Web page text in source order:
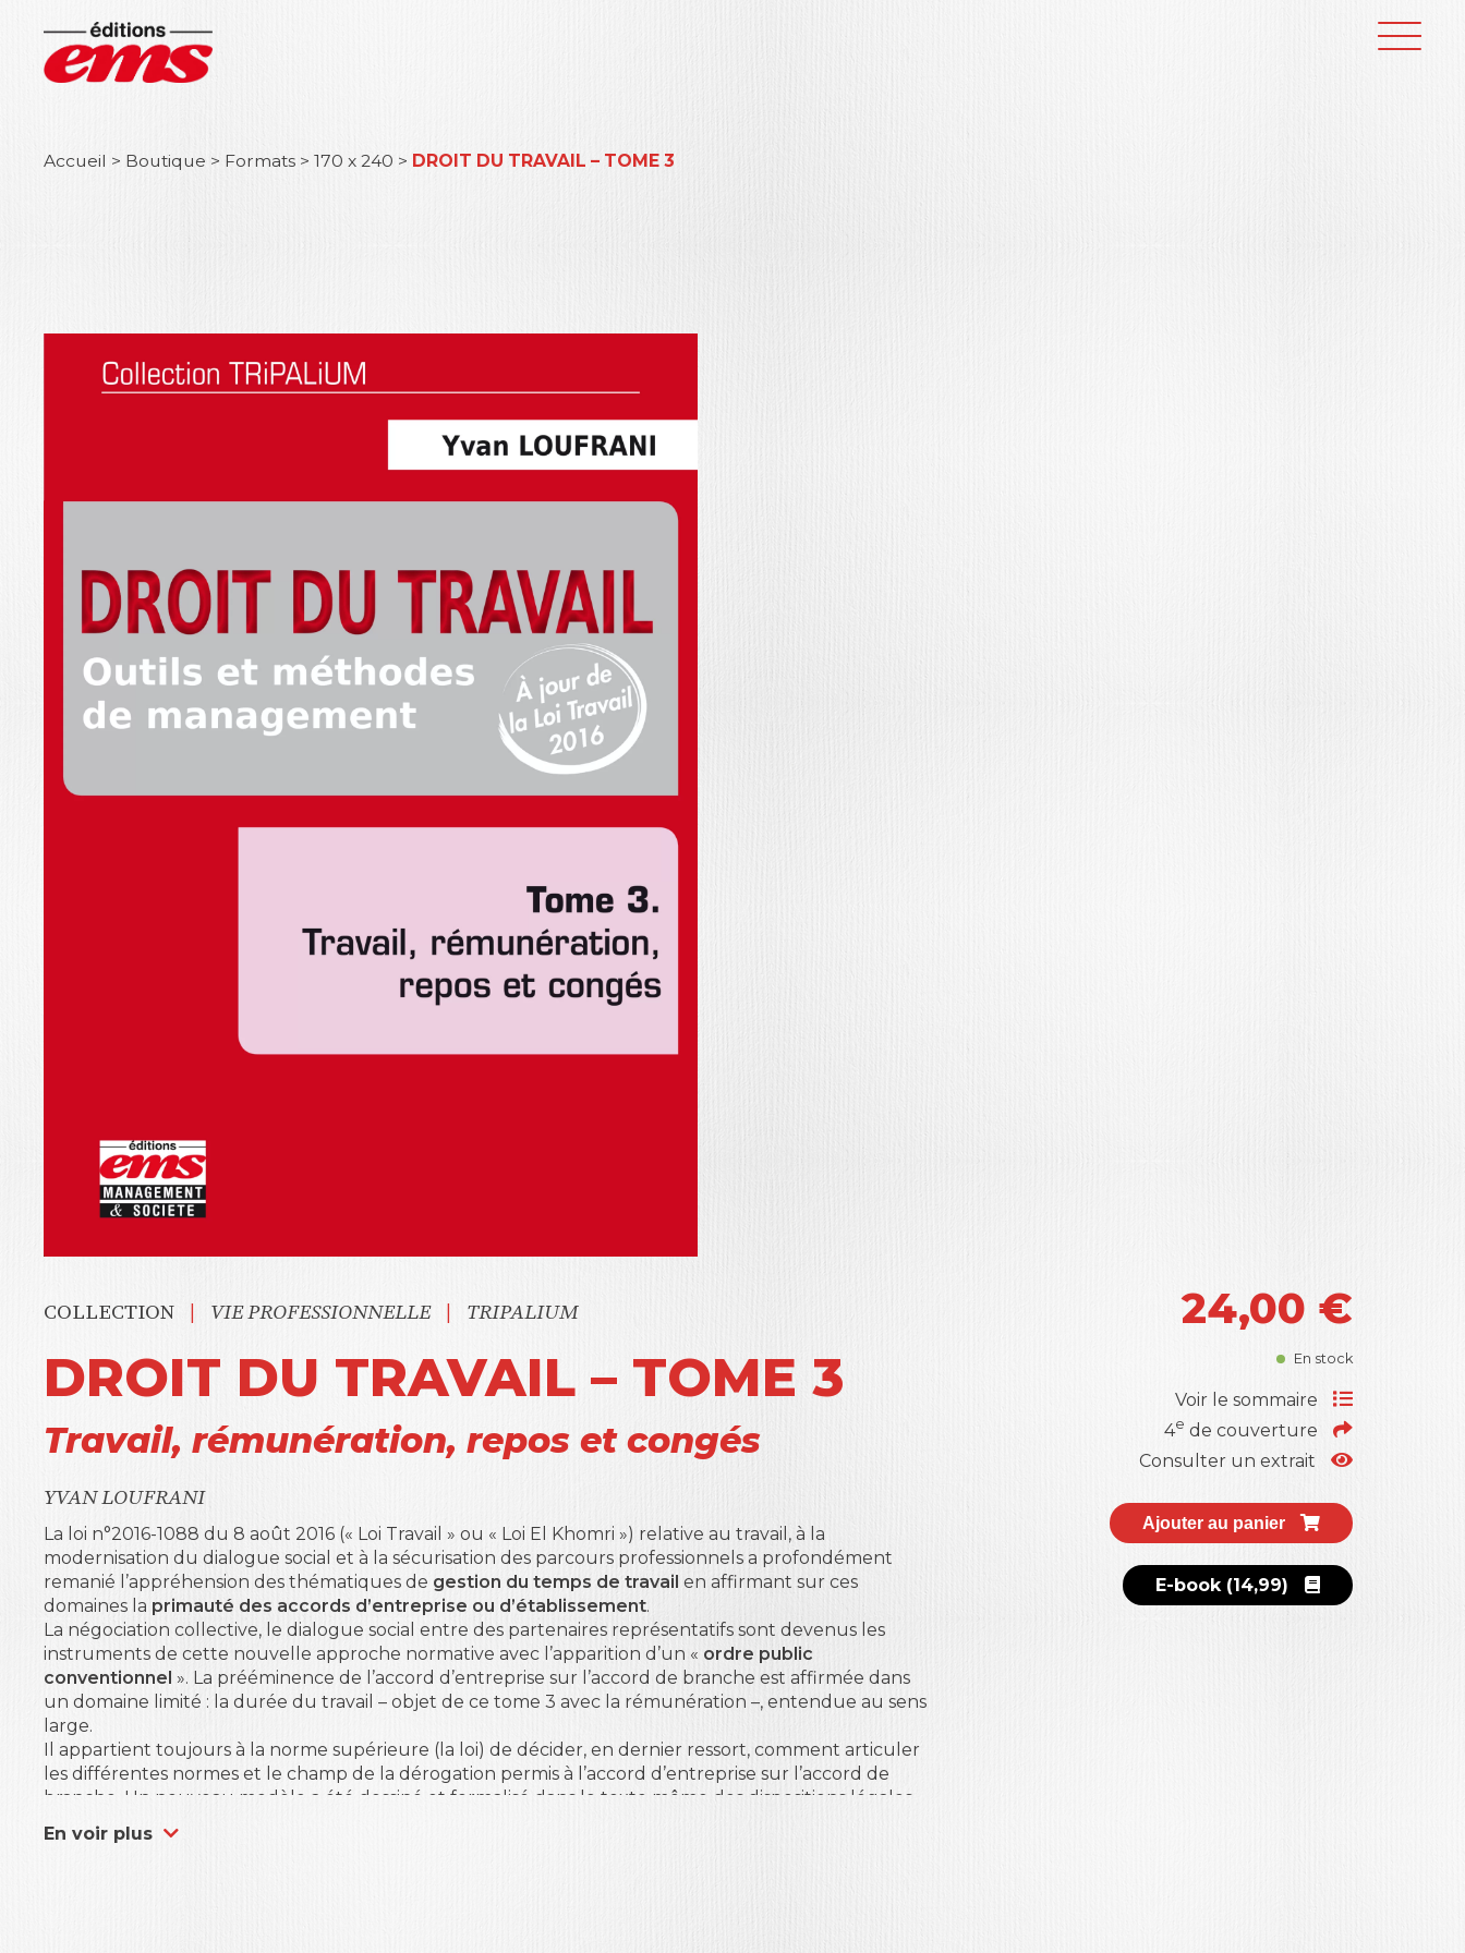
Accueil > Boutique > Formats > 170 x 240 > DROIT DU TRAVAIL – TOME 3
COLLECTION | VIE PROFESSIONNELLE | TRIPALIUM
DROIT DU TRAVAIL – TOME 3
Travail, rémunération, repos et congés
YVAN LOUFRANI
La loi n°2016-1088 du 8 août 2016 (« Loi Travail » ou « Loi El Khomri ») relative au travail, à la
modernisation du dialogue social et à la sécurisation des parcours professionnels a profondément
remanié l’appréhension des thématiques de gestion du temps de travail en affirmant sur ces
domaines la primauté des accords d’entreprise ou d’établissement.
La négociation collective, le dialogue social entre des partenaires représentatifs sont devenus les
instruments de cette nouvelle approche normative avec l’apparition d’un « ordre public
conventionnel ». La prééminence de l’accord d’entreprise sur l’accord de branche est affirmée dans
un domaine limité : la durée du travail – objet de ce tome 3 avec la rémunération –, entendue au sens
large.
Il appartient toujours à la norme supérieure (la loi) de décider, en dernier ressort, comment articuler
les différentes normes et le champ de la dérogation permis à l’accord d’entreprise sur l’accord de
branche. Un nouveau modèle a été dessiné et formalisé dans le texte même des dispositions légales.
Pour chaque article, la déclinaison des normes applicables se fait en trois temps :
1. définition des dispositions d’ordre public absolu
En voir plus
24,00 €
En stock
Voir le sommaire
4e de couverture
Consulter un extrait
Ajouter au panier
E-book (14,99)